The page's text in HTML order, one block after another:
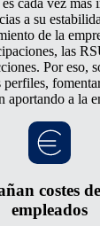
cada vez más
a su
de la
las
Por eso,
perfiles,
aportando a la
costes
empleados